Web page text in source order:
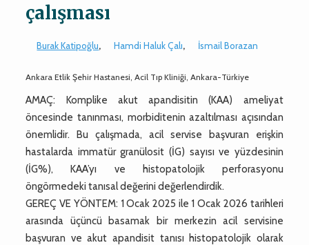
çalışması
Burak Katipoğlu, Hamdi Haluk Çalı, İsmail Borazan
Ankara Etlik Şehir Hastanesi, Acil Tıp Kliniği, Ankara-Türkiye
AMAÇ: Komplike akut apandisitin (KAA) ameliyat
öncesinde tanınması, morbiditenin azaltılması açısından
önemlidir. Bu çalışmada, acil servise başvuran erişkin
hastalarda immatür granülosit (İG) sayısı ve yüzdesinin
(İG%), KAA’yı ve histopatolojik perforasyonu
öngörmedeki tanısal değerini değerlendirdik.
GEREÇ VE YÖNTEM: 1 Ocak 2025 ile 1 Ocak 2026 tarihleri
arasında üçüncü basamak bir merkezin acil servisine
başvuran ve akut apandisit tanısı histopatolojik olarak